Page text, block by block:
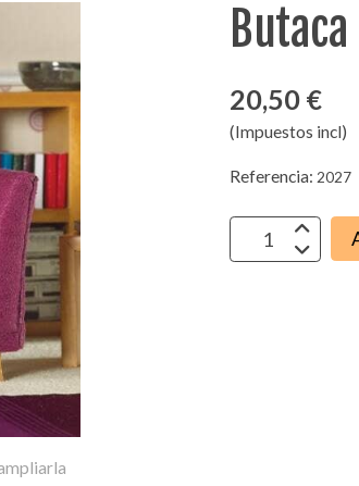
20,50 €
(Impuestos incl)
Referencia: 2027